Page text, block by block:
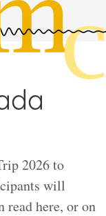
2026 to
will
read here, or on